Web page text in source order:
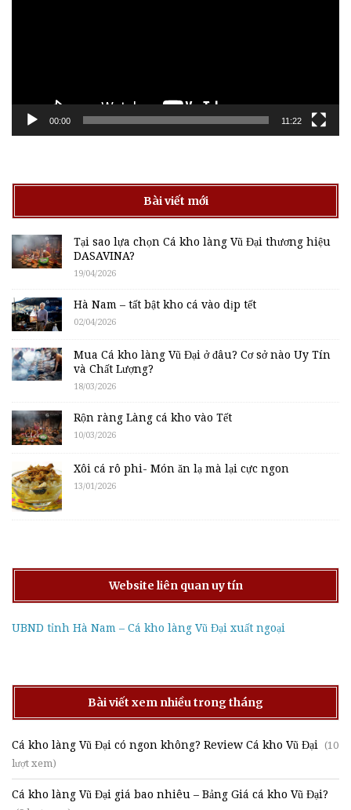
00:00 11:22
Bài viết mới
Tại sao lựa chọn Cá kho làng Vũ Đại thương hiệu
DASAVINA?
19/04/2026
Hà Nam – tất bật kho cá vào dịp tết
02/04/2026
Mua Cá kho làng Vũ Đại ở đâu? Cơ sở nào Uy Tín
và Chất Lượng?
18/03/2026
Rộn ràng Làng cá kho vào Tết
10/03/2026
Xôi cá rô phi- Món ăn lạ mà lại cực ngon
13/01/2026
Website liên quan uy tín
UBND tỉnh Hà Nam – Cá kho làng Vũ Đại xuất ngoại
Bài viết xem nhiều trong tháng
Cá kho làng Vũ Đại có ngon không? Review Cá kho Vũ Đại (10
lượt xem)
Cá kho làng Vũ Đại giá bao nhiêu – Bảng Giá cá kho Vũ Đại?